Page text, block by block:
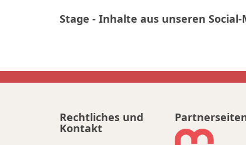
Stage - Inhalte aus unseren
Rechtliches und
Kontakt